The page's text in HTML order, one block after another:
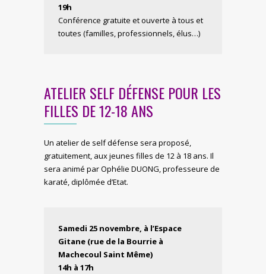
19h
Conférence gratuite et ouverte à tous et
toutes (familles, professionnels, élus…)
ATELIER SELF DÉFENSE POUR LES
FILLES DE 12-18 ANS
Un atelier de self défense sera proposé,
gratuitement, aux jeunes filles de 12 à 18 ans. Il
sera animé par Ophélie DUONG, professeure de
karaté, diplômée d’Etat.
Samedi 25 novembre, à l’Espace
Gitane (rue de la Bourrie à
Machecoul Saint Même)
14h à 17h